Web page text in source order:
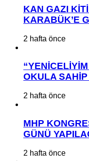
KAN GAZI
KARABÜK’E
2 hafta önce
OKULA
2 hafta önce
MHP
GÜNÜ
2 hafta önce